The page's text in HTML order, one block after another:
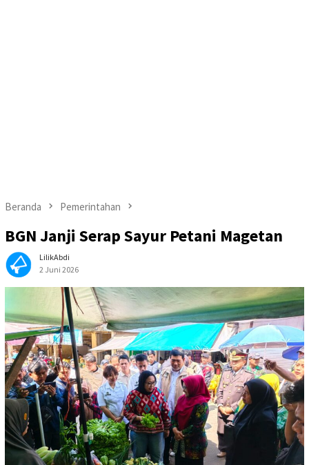
Beranda Pemerintahan
BGN Janji Serap Sayur Petani Magetan
LilikAbdi
2 Juni 2026